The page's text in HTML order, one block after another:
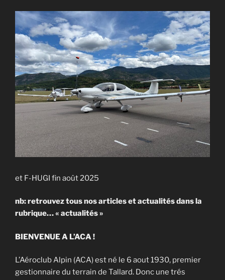
et F-HUGI fin août 2025
nb: retrouvez tous nos articles et actualités dans la
rubrique… « actualités »
BIENVENUE A L’ACA !
L’Aéroclub Alpin (ACA) est né le 6 aout 1930, premier
gestionnaire du terrain de Tallard. Donc une trés